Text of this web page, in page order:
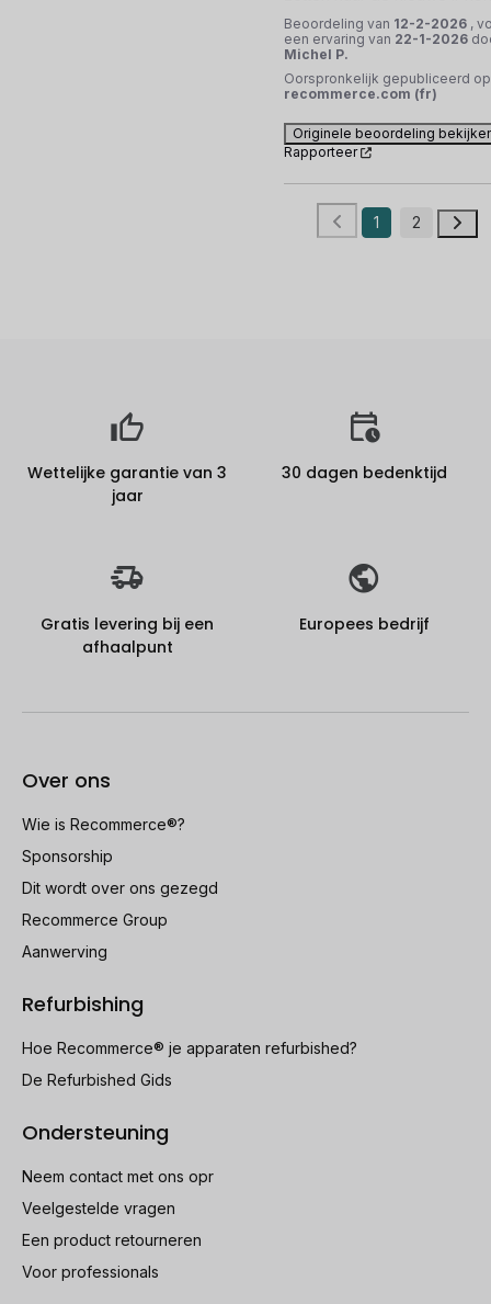
Beoordeling van 12-2-2026 ,
een ervaring van 22-1-2026
Michel P.
Oorspronkelijk gepubliceerd op
recommerce.com (fr)
Originele beoordeling
Rapporteer
1 2
Wettelijke garantie van 3
jaar
30 dagen bedenktijd
Gratis levering bij een
afhaalpunt
Europees bedrijf
Over ons
Wie is Recommerce®?
Sponsorship
Dit wordt over ons gezegd
Recommerce Group
Aanwerving
Refurbishing
Hoe Recommerce® je apparaten refurbished?
De Refurbished Gids
Ondersteuning
Neem contact met ons opr
Veelgestelde vragen
Een product retourneren
Voor professionals